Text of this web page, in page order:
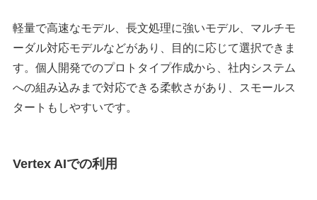
軽量で高速なモデル、長文処理に強いモデル、マルチモ
ーダル対応モデルなどがあり、目的に応じて選択できま
す。個人開発でのプロトタイプ作成から、社内システム
への組み込みまで対応できる柔軟さがあり、スモールス
タートもしやすいです。
Vertex AIでの利用